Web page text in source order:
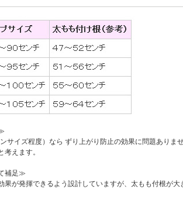
サイズ程度）なら ずり上がり防止の効果に問題ありま
えます。
補足≫
果が発揮できるよう設計していますが、太もも付根が